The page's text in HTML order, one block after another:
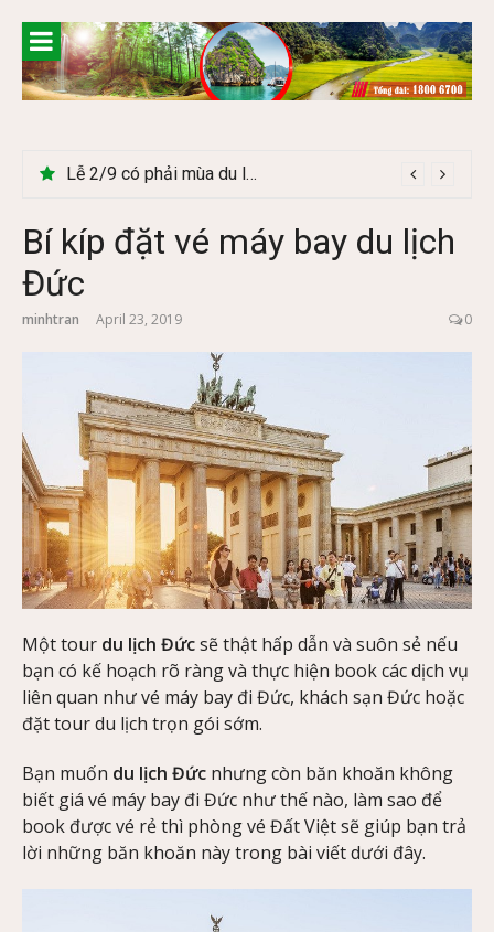
content
Lễ 2/9 có phải mùa du lịch Hà Giang đẹp không?
Bí kíp đặt vé máy bay du lịch
Đức
minhtran April 23, 2019 0
Một tour du lịch Đứcsẽ thật hấp dẫn và suôn sẻ nếu
bạn có kế hoạch rõ ràng và thực hiện book các dịch vụ
liên quan như vé máy bay đi Đức, khách sạn Đức hoặc
đặt tour du lịch trọn gói sớm.
Bạn muốn du lịch Đức nhưng còn băn khoăn không
biết giá vé máy bay đi Đức như thế nào, làm sao để
book được vé rẻ thì phòng vé Đất Việt sẽ giúp bạn trả
lời những băn khoăn này trong bài viết dưới đây.